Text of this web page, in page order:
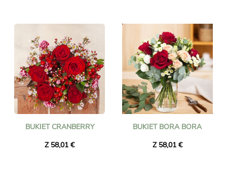
BUKIET CRANBERRY
Z 58,01 €
BUKIET BORA BORA
Z 58,01 €